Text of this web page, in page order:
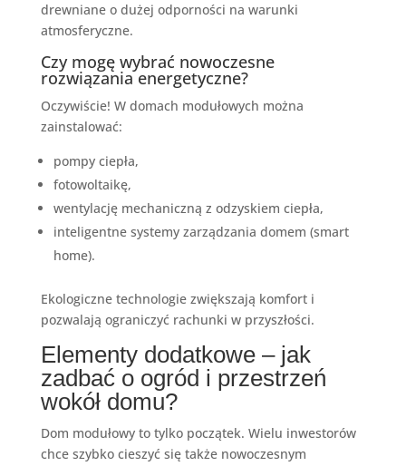
drewniane o dużej odporności na warunki
atmosferyczne.
Czy mogę wybrać nowoczesne
rozwiązania energetyczne?
Oczywiście! W domach modułowych można
zainstalować:
pompy ciepła,
fotowoltaikę,
wentylację mechaniczną z odzyskiem ciepła,
inteligentne systemy zarządzania domem (smart
home).
Ekologiczne technologie zwiększają komfort i
pozwalają ograniczyć rachunki w przyszłości.
Elementy dodatkowe – jak
zadbać o ogród i przestrzeń
wokół domu?
Dom modułowy to tylko początek. Wielu inwestorów
chce szybko cieszyć się także nowoczesnym